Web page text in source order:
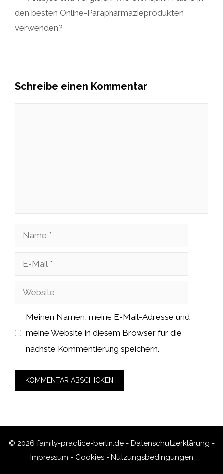
den besten Online-Parapharmazieprodukten
verwenden?
Schreibe einen Kommentar
Name
Website
Meinen Namen, meine E-Mail-Adresse und
meine Website in diesem Browser für die
nächste Kommentierung speichern.
© 2026 family-practice-berlin.de - Datenschutzerklärung -
Impressum - Cookies- Nutzungsbedingungen